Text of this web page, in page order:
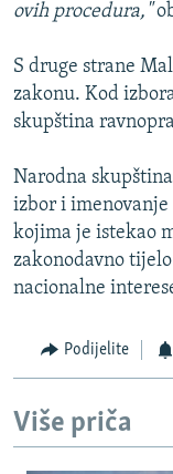
ovih procedura,"
S druge strane
zakonu. Kod
skupština
Narodna
izbor i
kojima je istekao
zakonodavno
nacionalne
Podijelite
Više priča